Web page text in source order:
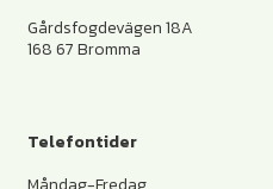
Gårdsfogdevägen 18A
168 67 Bromma
Telefontider